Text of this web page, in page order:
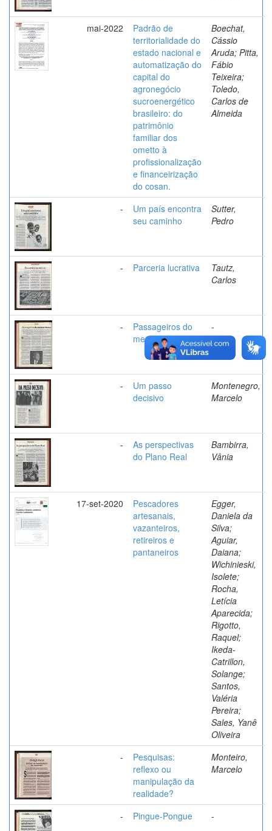
mai-2022
Padrão de
territorialidade do
estado nacional e
automatização do
capital do
agronegócio
sucroenergético
brasileiro: do
patrimônio
familiar dos
ometto à
profissionalização
e financeirização
do cosan.
Boechat,
Cássio
Aruda; Pitta,
Fábio
Teixeira;
Toledo,
Carlos de
Almeida
-
Um país encontra
seu caminho
Sutter,
Pedro
- Parceria lucrativa
Tautz,
Carlos
-
Passageiros do
mesmo barco
-
-
Um passo
decisivo
Montenegro,
Marcelo
-
As perspectivas
do Plano Real
Bambirra,
Vânia
17-set-2020
Pescadores
artesanais,
vazanteiros,
retireiros e
pantaneiros
Egger,
Daniela da
Silva;
Aguiar,
Daiana;
Wichinieski,
Isolete;
Rocha,
Letícia
Aparecida;
Rigotto,
Raquel;
Ikeda-
Catrillon,
Solange;
Santos,
Valéria
Pereira;
Sales, Yanê
Oliveira
-
Pesquisas:
reflexo ou
manipulação da
realidade?
Monteiro,
Marcelo
- Pingue-Pongue -